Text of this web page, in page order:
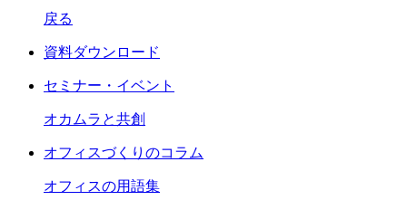
戻る
資料ダウンロード
セミナー・イベント
オカムラと共創
オフィスづくりのコラム
オフィスの用語集